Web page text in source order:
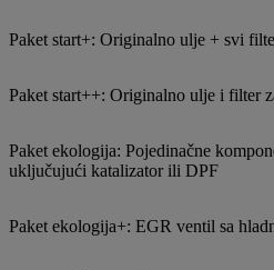
Paket start+: Originalno ulje + svi
Paket start++: Originalno ulje i filter
Paket ekologija: Pojedinačne
uključujući katalizator ili DPF
Paket ekologija+: EGR ventil sa